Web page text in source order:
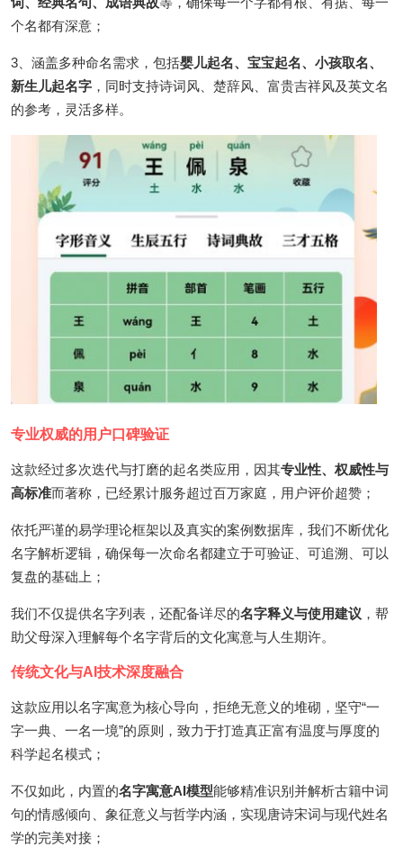
个名都有深意；
3、涵盖多种命名需求，包括婴儿起名、宝宝起名、小孩取名、
新生儿起名字 ，同时支持诗词风、楚辞风、富贵吉祥风及英文名
的参考，灵活多样。
专业权威的用户口碑验证
这款经过多次迭代与打磨的起名类应用，因其专业性、权威性与
高标准而著称，已经累计服务超过百万家庭，用户评价超赞；
依托严谨的易学理论框架以及真实的案例数据库，我们不断优化
名字解析逻辑，确保每一次命名都建立于可验证、可追溯、可以
复盘的基础上；
我们不仅提供名字列表，还配备详尽的名字释义与使用建议 ，帮
助父母深入理解每个名字背后的文化寓意与人生期许。
传统文化与AI技术深度融合
这款应用以名字寓意为核心导向，拒绝无意义的堆砌，坚守“一
字一典、一名一境”的原则，致力于打造真正富有温度与厚度的
科学起名模式；
不仅如此，内置的名字寓意AI模型能够精准识别并解析古籍中词
句的情感倾向、象征意义与哲学内涵，实现唐诗宋词与现代姓名
学的完美对接；